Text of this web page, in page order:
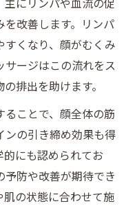
改善します。リンパ
すくなり、顔がむくみ
ージはこの流れをス
排出を助けます。
ることで、顔全体の筋
ンの引き締め効果も得
にも認められてお
予防や改善が期待でき
肌の状態に合わせて施